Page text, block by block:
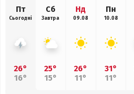
Пт
Сьогодні
26°
16°
Сб
Завтра
25°
15°
Нд
09.08
26°
11°
Пн
10.08
31°
11°